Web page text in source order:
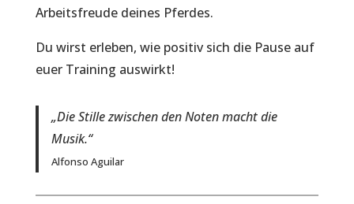
Arbeitsfreude deines Pferdes.
Du wirst erleben, wie positiv sich die Pause auf
euer Training auswirkt!
„Die Stille zwischen den Noten macht die
Musik.“
Alfonso Aguilar